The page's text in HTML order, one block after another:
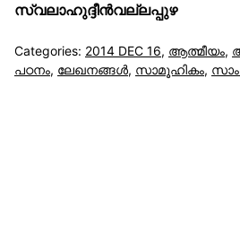
സ്വലാഹുദ്ദീന്‍വല്ലപ്പുഴ
Categories: 2014 DEC 16, ആത്മീയം,
പഠനം, ലേഖനങ്ങള്‍, സാമൂഹികം,